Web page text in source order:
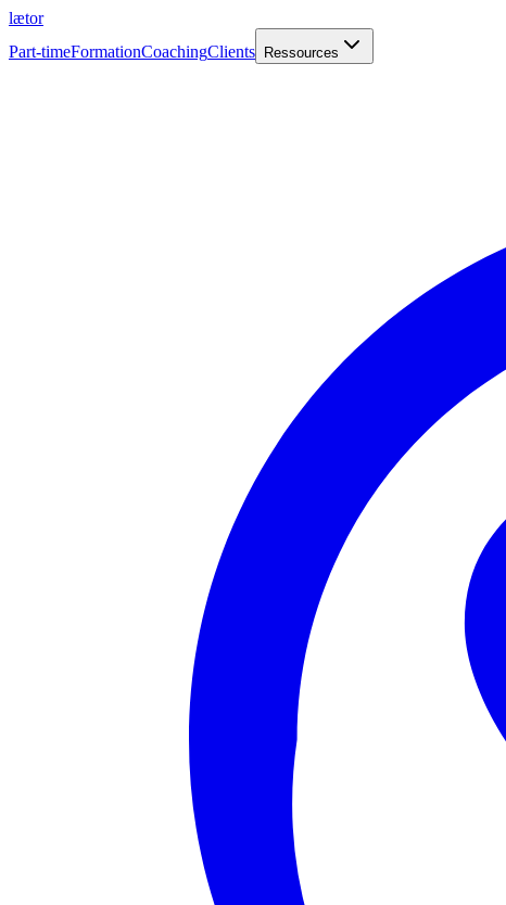
lætor
Part-timeFormationCoachingClients Ressources